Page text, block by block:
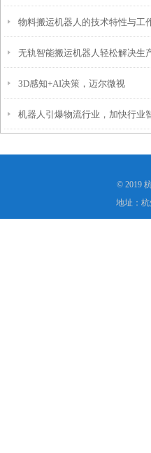
宠
物料搬运机器人的技术特性与工
理
无轨智能搬运机器人轻松解决生
流布局烦恼
3D感知+AI决策，迈尔微视
（MRDVS）助推移动机器人安
机器人引爆物流行业，加快行业
© 2019
地址：